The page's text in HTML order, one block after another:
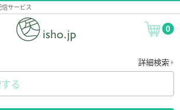
サービス
0
詳細検索